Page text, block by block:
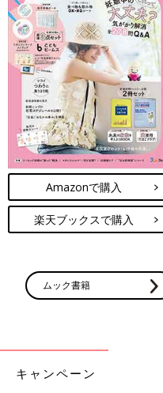
＼月間投稿数80万件以上／
報交換できる同期ルームと、
ズ」や「お金」「出産レポ
をご用意♪
無料公式アプ
※上記の投稿は、アプリ「まいにち
しており、アイコン画像やユーザ名
Amazonで購入
楽天ブックスで購入
ムック書籍
キャンペーン